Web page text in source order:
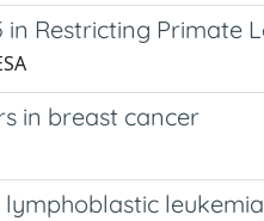
in Restricting Primate
in breast cancer
lymphoblastic leukemia